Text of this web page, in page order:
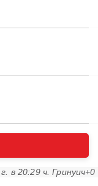
в 20:29 ч. Гринуич+0